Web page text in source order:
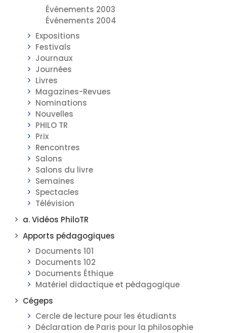
Événements 2003
Événements 2004
Expositions
Festivals
Journaux
Journées
Livres
Magazines-Revues
Nominations
Nouvelles
PHILO TR
Prix
Rencontres
Salons
Salons du livre
Semaines
Spectacles
Télévision
a. Vidéos PhiloTR
Apports pédagogiques
Documents 101
Documents 102
Documents Éthique
Matériel didactique et pédagogique
Cégeps
Cercle de lecture pour les étudiants
Déclaration de Paris pour la philosophie